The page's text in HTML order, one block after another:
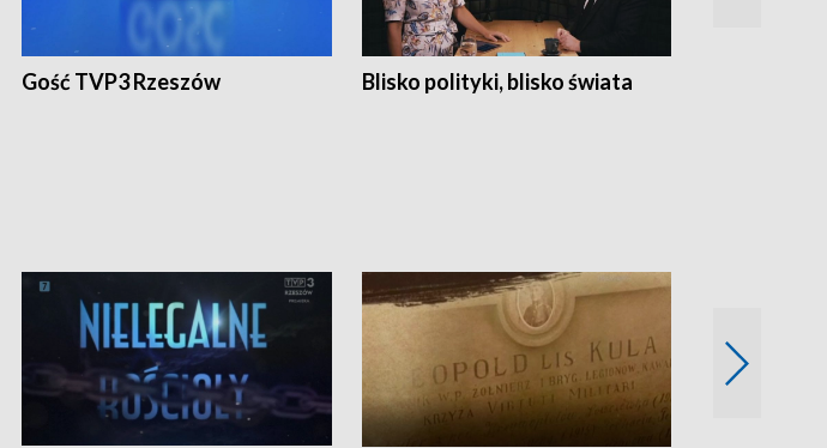
Gość TVP3 Rzeszów Blisko polityki, blisko świata